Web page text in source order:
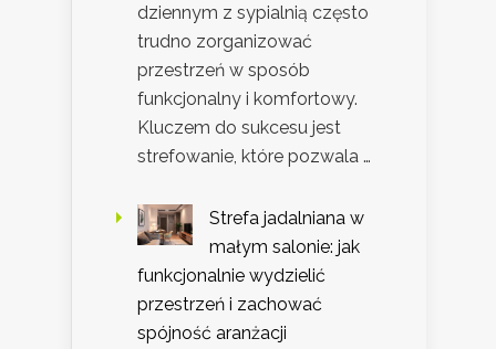
dziennym z sypialnią często
trudno zorganizować
przestrzeń w sposób
funkcjonalny i komfortowy.
Kluczem do sukcesu jest
strefowanie, które pozwala …
Strefa jadalniana w
małym salonie: jak
funkcjonalnie wydzielić
przestrzeń i zachować
spójność aranżacji